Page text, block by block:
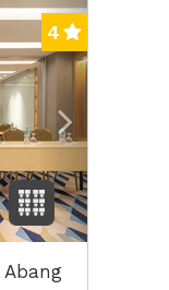
Next2
4
Abang